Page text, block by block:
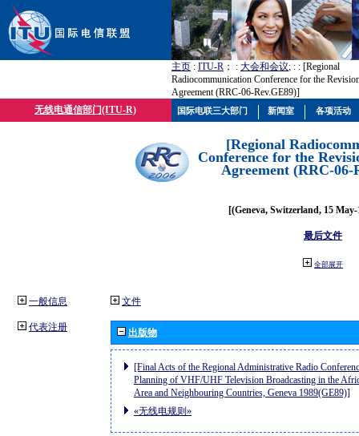
主页 : ITU-R ； : 大会和会议; : : [Regional
Radiocommunication Conference for the
Agreement (RRC-06-Rev.GE89)]
无线电通信部门(ITU-R)
[Regional
Conference for the
Agreement (RRC-06-
[(Geneva, Switzerland, 15
最后文件
全部展开
一般信息
代表注册
文件
出版物
[Final Acts of the Regional Administrative Radio
Planning of VHF/UHF Television Broadcasting in the
Area and Neighbouring Countries, Geneva 1989(GE89)]
«无线电规则»
国际电联三大部门 新闻室 各项活动